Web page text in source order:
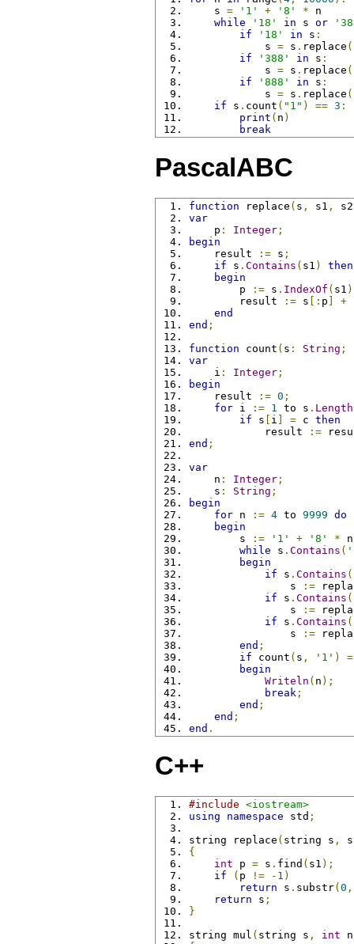
    s
= '1' + '8' * n
while
'18' in s or
if
'18' in s :
            s
= s . replace (
if
'388' in s :
            s
= s . replace (
if
'888' in s :
            s
= s . replace (
if s . count ( "1" ) == 3 :
print ( n )
break
PascalABC
function replace ( s , s1 , s2
var
    p
: Integer ;
begin
    result
:= s ;
if s . Contains ( s1 )
then
begin
        p
:= s . IndexOf ( s1 )
        result
:= s [: p ] +
end
end ;
function count ( s : String ;
var
    i
: Integer ;
begin
    result
:= 0 ;
for i := 1 to s . Length
if s [ i ] = c then
            result
:=
end ;
var
    n
: Integer ;
    s
: String ;
begin
for n := 4 to 9999 do
begin
        s
:= '1' + '8' * n
while s . Contains (
begin
if s . Contains (
                s
:=
if s . Contains (
                s
:=
if s . Contains (
                s
:=
end ;
if count ( s , '1' )
=
begin
Writeln ( n );
break ;
end ;
end ;
end .
C++
#include <iostream>
using
namespace std ;
string replace ( string s ,
{
int p = s . find ( s1 );
if
( p != - 1 )
return s . substr( 0 ,
return s ;
}
string mul ( string s , int n